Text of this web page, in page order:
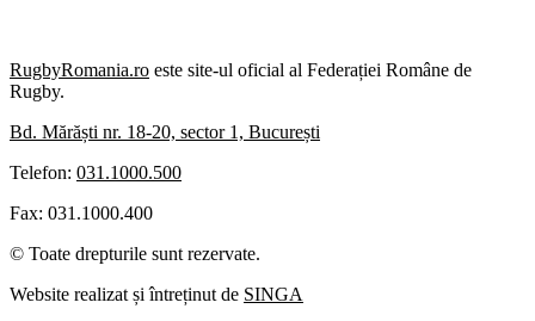
RugbyRomania.ro este site-ul oficial al Federației Române de
Rugby.
Bd. Mărăști nr. 18-20, sector 1, București
Telefon: 031.1000.500
Fax: 031.1000.400
© Toate drepturile sunt rezervate.
Website realizat și întreținut de SINGA